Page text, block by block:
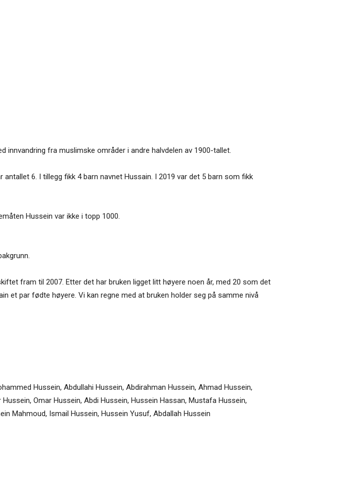
innvandring fra muslimske områder i andre halvdelen av 1900-tallet.
6. I tillegg fikk 4 barn navnet Hussain. I 2019 var det 5 barn som fikk
Hussein var ikke i topp 1000.
fram til 2007. Etter det har bruken ligget litt høyere noen år, med 20 som det
et par fødte høyere. Vi kan regne med at bruken holder seg på samme nivå
Hussein, Abdullahi Hussein, Abdirahman Hussein, Ahmad Hussein,
Omar Hussein, Abdi Hussein, Hussein Hassan, Mustafa Hussein,
Mahmoud, Ismail Hussein, Hussein Yusuf, Abdallah Hussein